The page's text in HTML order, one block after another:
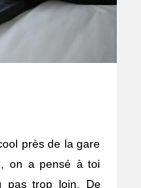
près de la gare
on a pensé à toi
pas trop loin. De